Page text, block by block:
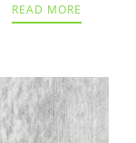
READ MORE